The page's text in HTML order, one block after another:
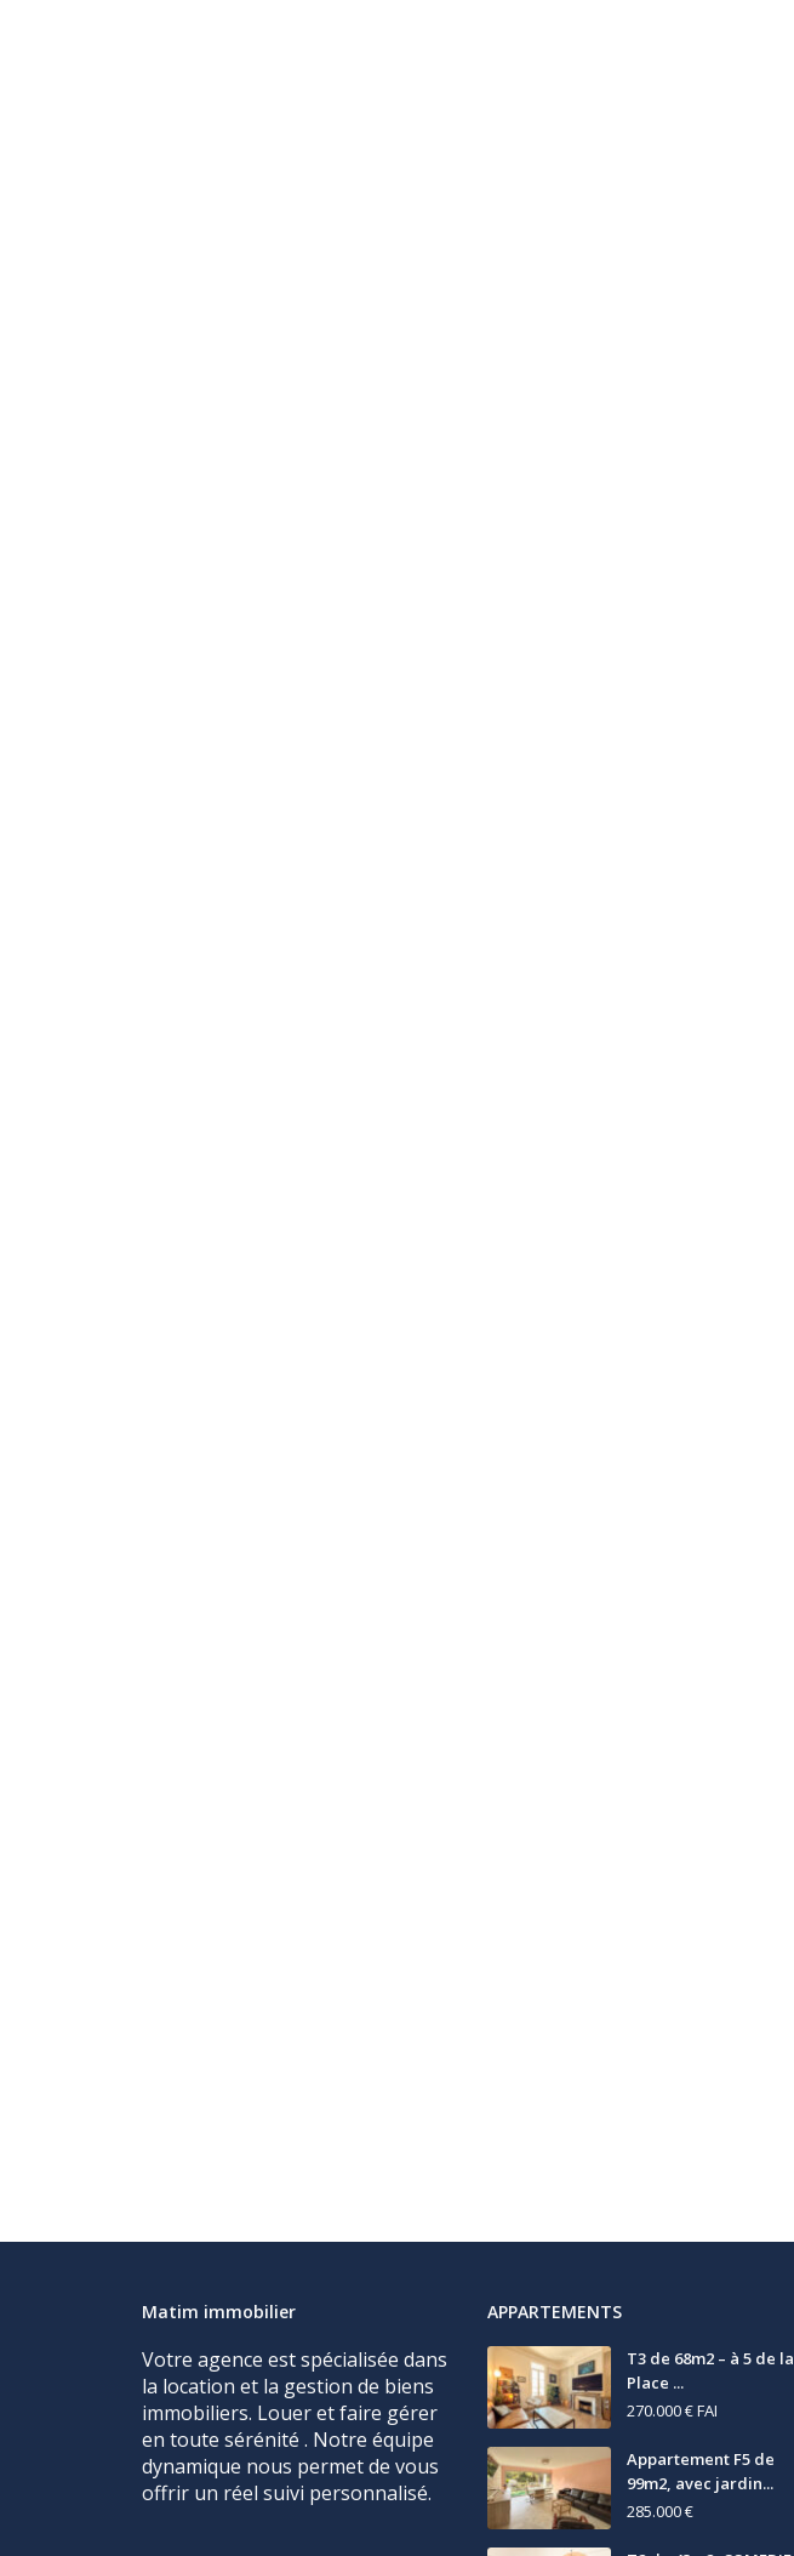
Matim immobilier
Votre agence est spécialisée dans
la location et la gestion de biens
immobiliers. Louer et faire gérer
en toute sérénité . Notre équipe
dynamique nous permet de vous
offrir un réel suivi personnalisé.
APPARTEMENTS
T3 de 68m2 – à 5 de la
Place ...
270.000 €FAI
Appartement F5 de
99m2, avec jardin...
285.000 €